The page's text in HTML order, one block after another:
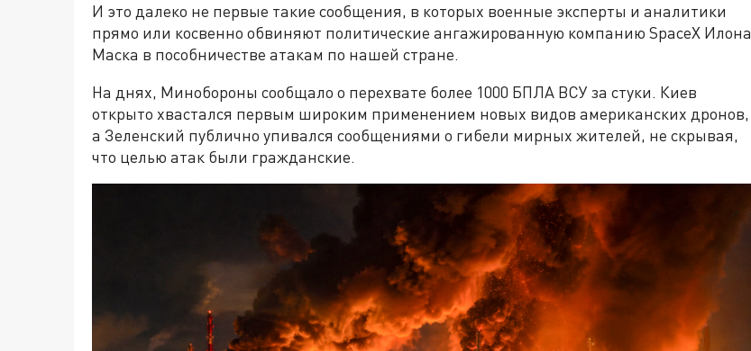
И это далеко не первые такие сообщения, в которых военные эксперты и аналитики
прямо или косвенно обвиняют политические ангажированную компанию SpaceX Илона
Маска в пособничестве атакам по нашей стране.
На днях, Минобороны сообщало о перехвате более 1000 БПЛА ВСУ за стуки. Киев
открыто хвастался первым широким применением новых видов американских дронов,
а Зеленский публично упивался сообщениями о гибели мирных жителей, не скрывая,
что целью атак были гражданские.